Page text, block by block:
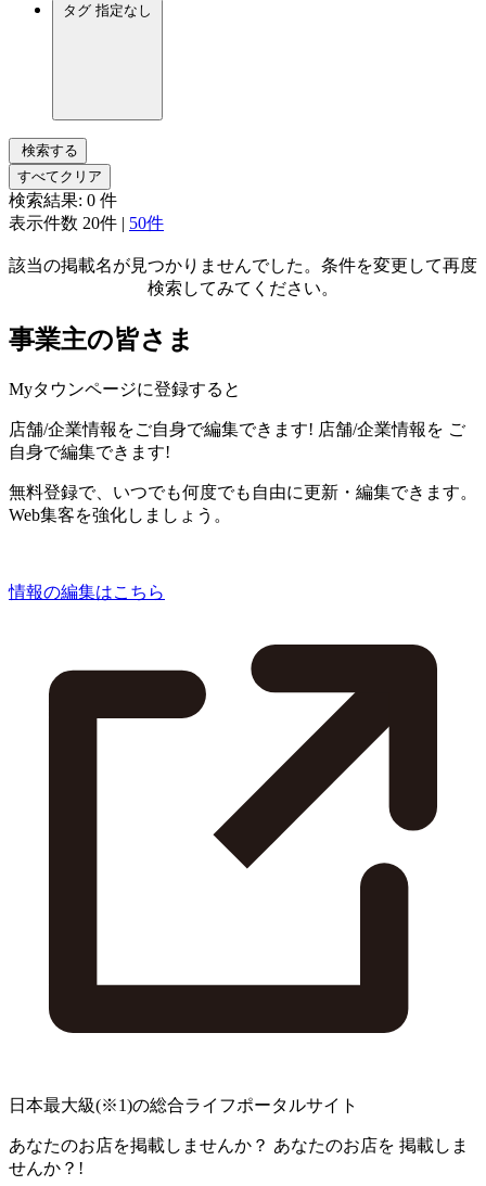
タグ 指定なし
検索する
すべてクリア
検索結果: 0 件
表示件数 20件 | 50件
該当の掲載名が見つかりませんでした。条件を変更して再度
検索してみてください。
事業主の皆さま
Myタウンページに登録すると
店舗/企業情報をご自身で編集できます! 店舗/企業情報を ご
自身で編集できます!
無料登録で、いつでも何度でも自由に更新・編集できます。
Web集客を強化しましょう。
情報の編集はこちら
日本最大級(※1)の総合ライフポータルサイト
あなたのお店を掲載しませんか？ あなたのお店を 掲載しま
せんか？!